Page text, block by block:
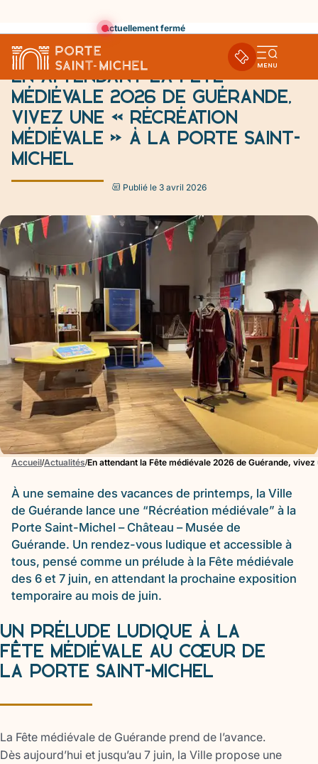
Actuellement fermé
la
médiévale 2026 de Guérande,
vivez une « Récréation
médiévale » à la Porte Saint-
Michel
Publié le 3 avril 2026
Partager cette page
Accueil Actualités En attendant la Fête médiévale 2026 de Guérande,
À une semaine des vacances de printemps, la Ville
de Guérande lance une “Récréation médiévale” à la
Porte Saint-Michel – Château – Musée de
Guérande. Un rendez-vous ludique et accessible à
tous, pensé comme un prélude à la Fête médiévale
des 6 et 7 juin, en attendant la prochaine exposition
temporaire au mois de juin.
UN PRÉLUDE LUDIQUE À LA
FÊTE MÉDIÉVALE AU CŒUR DE
LA PORTE SAINT-MICHEL
La Fête médiévale de Guérande prend de l’avance.
Dès aujourd’hui et jusqu’au 7 juin, la Ville propose une